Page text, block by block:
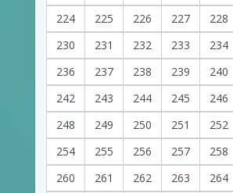
224
225 226 227 228
230
231 232 233 234
236
237 238 239 240
242
243 244 245 246
248
249 250 251 252
254
255 256 257 258
260
261 262 263 264